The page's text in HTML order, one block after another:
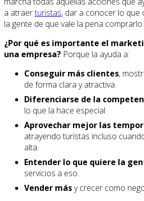
a atraerturistas, dar a conocer lo que
la gente de que vale la pena comprarlo.
¿Por qué es importante el
una empresa? Porque la ayuda a:
Conseguir más clientes,
de forma clara y atractiva.
Diferenciarse de la
lo que la hace especial.
Aprovechar mejor las
atrayendo turistas incluso
alta.
Entender lo que quiere la
servicios a eso.
Vender másy crecer como